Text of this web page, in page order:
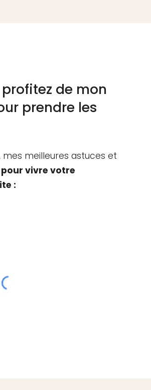
profitez de mon
prendre les
mes meilleures astuces et
pour vivre votre
: